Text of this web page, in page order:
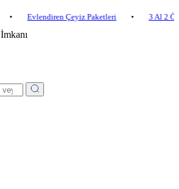
Evlendiren Çeyiz Paketleri • 3 Al 2 Öde •
İmkanı